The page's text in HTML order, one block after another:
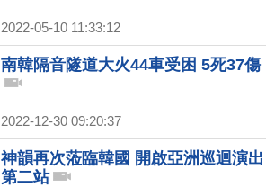
2022-05-10 11:33:12
南韓隔音隧道大火44車受困 5死37傷
2022-12-30 09:20:37
神韻再次蒞臨韓國 開啟亞洲巡迴演出
第二站